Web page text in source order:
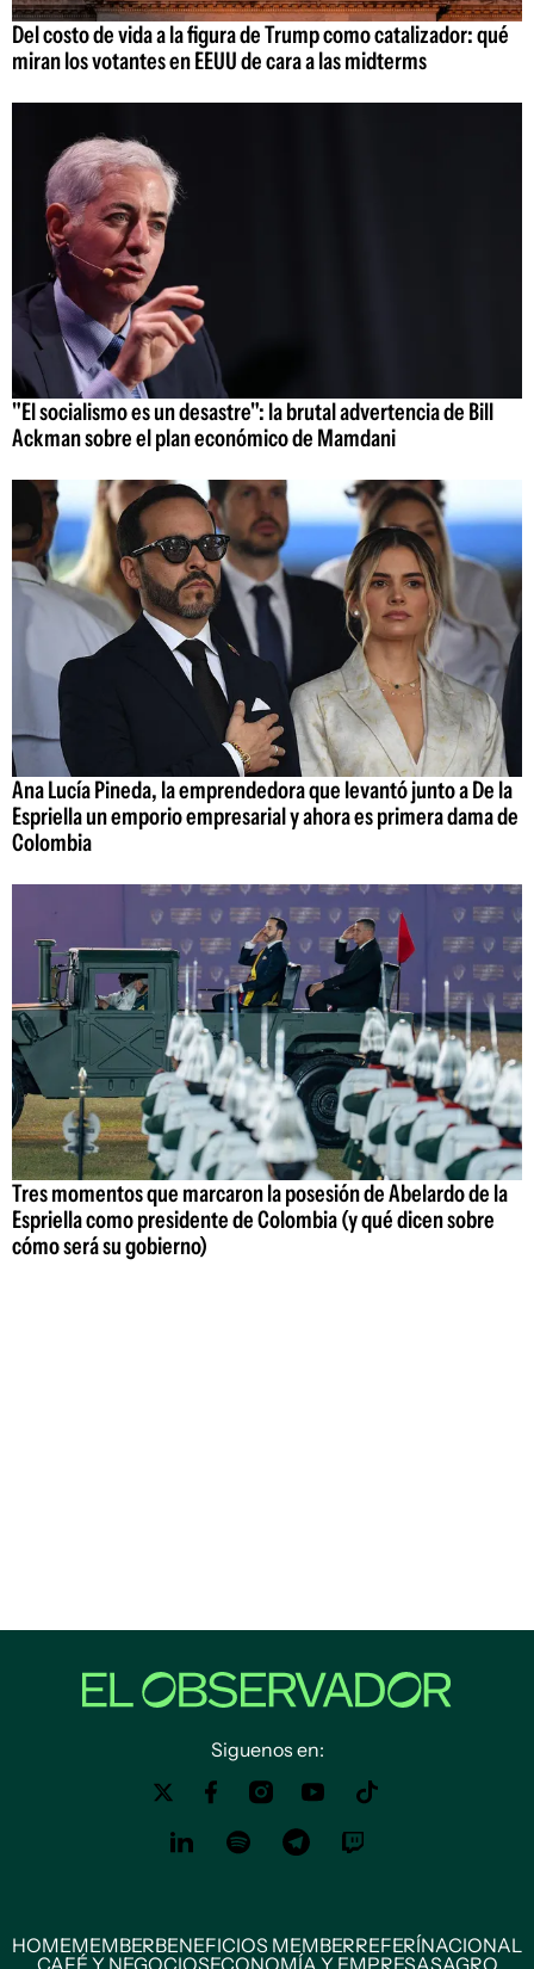
Del costo de vida a la figura de Trump como catalizador: qué
miran los votantes en EEUU de cara a las midterms
"El socialismo es un desastre": la brutal advertencia de Bill
Ackman sobre el plan económico de Mamdani
Ana Lucía Pineda, la emprendedora que levantó junto a De la
Espriella un emporio empresarial y ahora es primera dama de
Colombia
Tres momentos que marcaron la posesión de Abelardo de la
Espriella como presidente de Colombia (y qué dicen sobre
cómo será su gobierno)
Siguenos en:
HOMEMEMBERBENEFICIOS MEMBERREFERÍNACIONAL